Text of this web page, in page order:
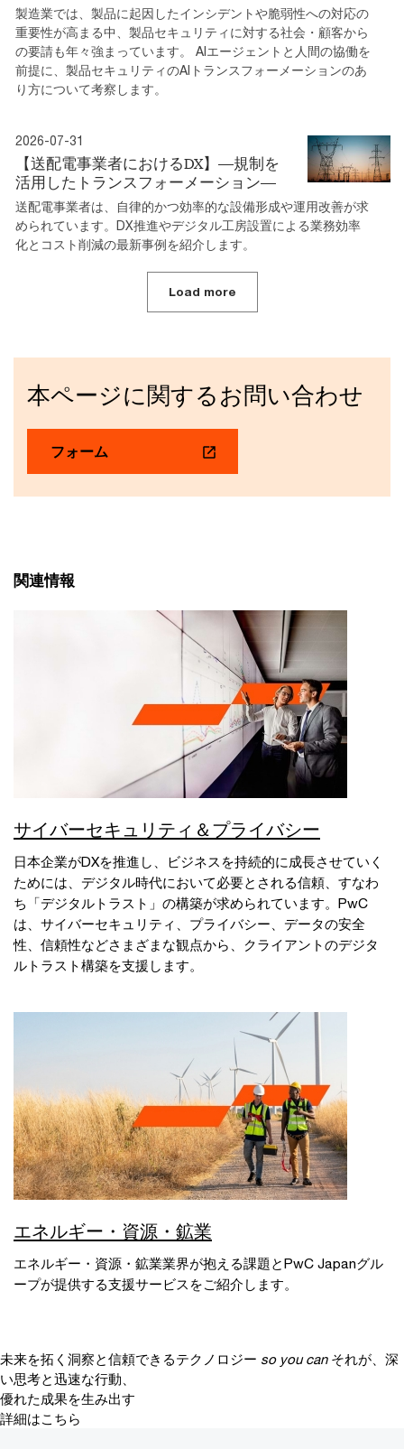
製造業では、製品に起因したインシデントや脆弱性への対応の
重要性が高まる中、製品セキュリティに対する社会・顧客から
の要請も年々強まっています。 AIエージェントと人間の協働を
前提に、製品セキュリティのAIトランスフォーメーションのあ
り方について考察します。
2026-07-31
【送配電事業者におけるDX】―規制を
活⽤したトランスフォーメーション―
送配電事業者は、⾃律的かつ効率的な設備形成や運⽤改善が求
められています。DX推進やデジタル工房設置による業務効率
化とコスト削減の最新事例を紹介します。
Load more
本ページに関するお問い合わせ
フォーム
関連情報
サイバーセキュリティ＆プライバシー
日本企業がDXを推進し、ビジネスを持続的に成長させていく
ためには、デジタル時代において必要とされる信頼、すなわ
ち「デジタルトラスト」の構築が求められています。PwC
は、サイバーセキュリティ、プライバシー、データの安全
性、信頼性などさまざまな観点から、クライアントのデジタ
ルトラスト構築を支援します。
エネルギー・資源・鉱業
エネルギー・資源・鉱業業界が抱える課題とPwC Japanグル
ープが提供する支援サービスをご紹介します。
未来を拓く洞察と信頼できるテクノロジー so you can それが、深
い思考と迅速な行動、
優れた成果を生み出す
詳細はこちら